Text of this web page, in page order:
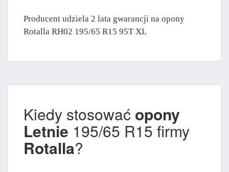
Producent udziela 2 lata gwarancji na opony
Rotalla RH02 195/65 R15 95T XL
Kiedy stosować opony
Letnie 195/65 R15 firmy
Rotalla?